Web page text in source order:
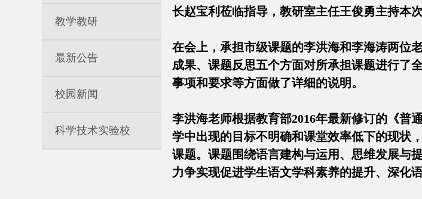
长赵宝利莅临指导，教研室主任王俊勇主持本次
在会上，承担市级课题的李洪海和李海涛两位
成果、课题反思五个方面对所承担课题进行了
事项和要求等方面做了详细的说明。
李洪海老师根据教育部2016年最新修订的《普
学中出现的目标不明确和课堂效率低下的现状
课题。课题围绕语言建构与运用、思维发展与
力争实现促进学生语文学科素养的提升、深化
教学教研
最新公告
校园新闻
科学技术实验校